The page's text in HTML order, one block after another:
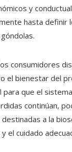
y
hasta definir
consumidores
el bienestar del
para que el
continúan,
a la
el cuidado